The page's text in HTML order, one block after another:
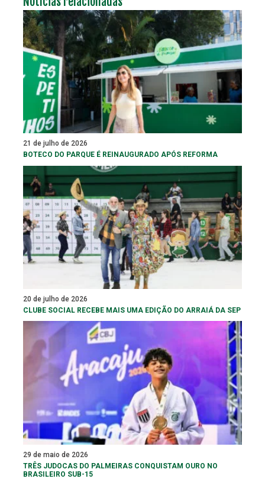
21 de julho de 2026
BOTECO DO PARQUE É REINAUGURADO APÓS REFORMA
20 de julho de 2026
CLUBE SOCIAL RECEBE MAIS UMA EDIÇÃO DO ARRAIÁ DA SEP
29 de maio de 2026
TRÊS JUDOCAS DO PALMEIRAS CONQUISTAM OURO NO
BRASILEIRO SUB-15